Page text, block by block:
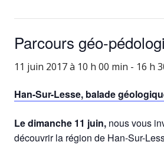
Parcours géo-
11 juin 2017 à 10 h 00 min - 16 h
Han-Sur-Lesse, balade
Le dimanche 11 juin, nous vous
découvrir la région de Han-Sur-